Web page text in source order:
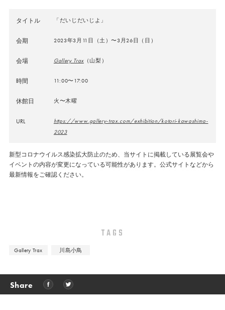
タイトル 「だいじだいじよ」
会期 2023年3月11日（土）〜3月26日（日）
会場 Gallery Trax（山梨）
時間 11:00〜17:00
休館日 火〜木曜
URL
https://www.gallery-trax.com/exhibition/kotori-kawashima-
2023
新型コロナウイルス感染拡大防止のため、当サイトに掲載している展覧会や
イベントの内容が変更になっている可能性があります。公式サイトなどから
最新情報をご確認ください。
TAGS
Gallery Trax 川島小鳥
Share